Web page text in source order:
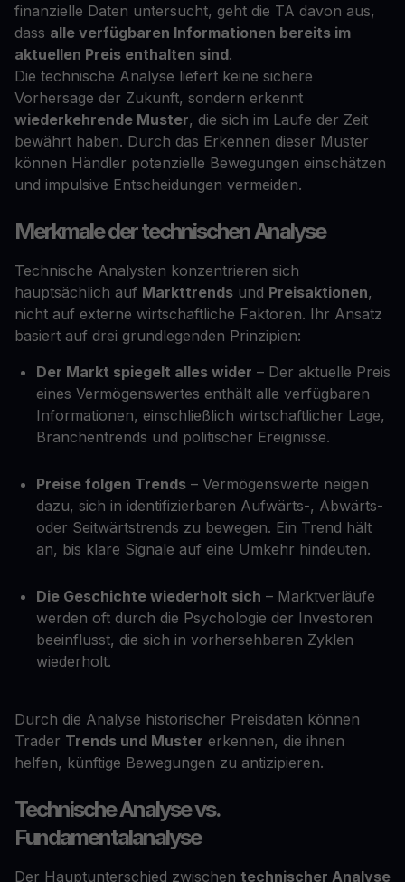
finanzielle Daten untersucht, geht die TA davon aus,
dass alle verfügbaren Informationen bereits im
aktuellen Preis enthalten sind.
Die technische Analyse liefert keine sichere
Vorhersage der Zukunft, sondern erkennt
wiederkehrende Muster, die sich im Laufe der Zeit
bewährt haben. Durch das Erkennen dieser Muster
können Händler potenzielle Bewegungen einschätzen
und impulsive Entscheidungen vermeiden.
Merkmale der technischen Analyse
Technische Analysten konzentrieren sich
hauptsächlich auf Markttrends und Preisaktionen,
nicht auf externe wirtschaftliche Faktoren. Ihr Ansatz
basiert auf drei grundlegenden Prinzipien:
Der Markt spiegelt alles wider – Der aktuelle Preis
eines Vermögenswertes enthält alle verfügbaren
Informationen, einschließlich wirtschaftlicher Lage,
Branchentrends und politischer Ereignisse.
Preise folgen Trends – Vermögenswerte neigen
dazu, sich in identifizierbaren Aufwärts-, Abwärts-
oder Seitwärtstrends zu bewegen. Ein Trend hält
an, bis klare Signale auf eine Umkehr hindeuten.
Die Geschichte wiederholt sich – Marktverläufe
werden oft durch die Psychologie der Investoren
beeinflusst, die sich in vorhersehbaren Zyklen
wiederholt.
Durch die Analyse historischer Preisdaten können
Trader Trends und Muster erkennen, die ihnen
helfen, künftige Bewegungen zu antizipieren.
Technische Analyse vs.
Fundamentalanalyse
Der Hauptunterschied zwischen technischer Analyse